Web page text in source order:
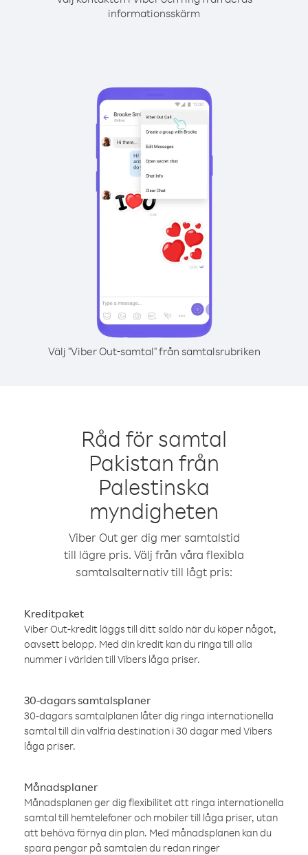
informationsskärm
Välj "Viber Out-samtal" från samtalsrubriken
Råd för samtal
Pakistan från
Palestinska
myndigheten
Viber Out ger dig mer samtalstid
till lägre pris. Välj från våra flexibla
samtalsalternativ till lågt pris:
Kreditpaket
Viber Out-kredit läggs till ditt saldo när du köper något,
oavsett belopp. Med din kredit kan du ringa till alla
nummer i världen till Vibers låga priser.
30-dagars samtalsplaner
30-dagars samtalplanen låter dig ringa internationella
samtal till din valfria destination i 30 dagar med Vibers
låga priser.
Månadsplaner
Månadsplanen ger dig flexibilitet att ringa internationella
samtal till hemtelefoner och mobiler till låga priser, utan
att behöva förnya din plan. Med månadsplanen kan du
spara pengar på samtalen du redan ringer